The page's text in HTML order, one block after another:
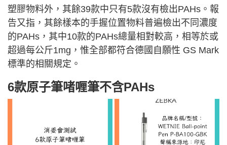
塑膠物料外，其餘39款中只有5款沒有檢出PAHs。報
告又指，其餘樣本的手握位置物料普遍檢出不同濃度
的PAHs，其中10款的PAHs總量相對較高，相等於或
超過每公斤1mg，惟全部都符合德國自願性 GS Mark
標準的相關規定。
6款原子筆啫喱筆不含PAHs